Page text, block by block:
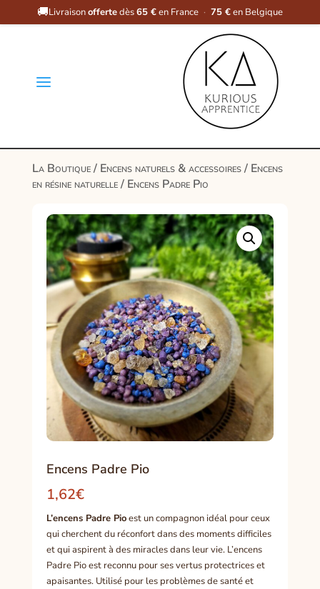
🚚Livraisonoffertedès65 €en France · 75 €en Belgique
a
La Boutique/ Encens naturels & accessoires/ Encens
en résine naturelle/ Encens Padre Pio
Encens Padre Pio
1,62€
L’encens Padre Pioest un compagnon idéal pour ceux
qui cherchent du réconfort dans des moments difficiles
et qui aspirent à des miracles dans leur vie. L’encens
Padre Pio est reconnu pour ses vertus protectrices et
apaisantes. Utilisé pour les problèmes de santé et